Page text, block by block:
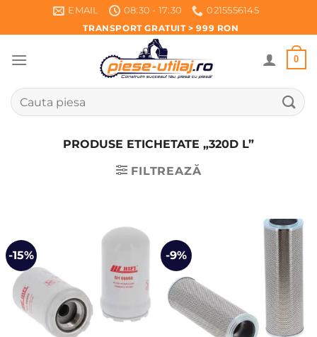
EMAIL 08:30 - 17:30
0215556145
TRANSPORT GRATUIT > 999 RON
0
Caută
după:
PRODUSE ETICHETATE „320D L”
FILTREAZĂ
-15% -9%